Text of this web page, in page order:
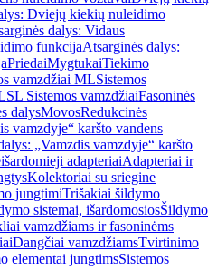
Dviejų kiekių nuleidimo
dalys: Vidaus
funkcijaAtsarginės dalys:
PriedaiMygtukaiTiekimo
vamzdžiai MLSistemos
SL Sistemos vamzdžiaiFasoninės
dalysMovosRedukcinės
vamzdyje“ karšto vandens
„Vamzdis vamzdyje“ karšto
adapteriaiAdapteriai ir
Kolektoriai su sriegine
jungtimiTrišakiai šildymo
sistemai, išardomosiosŠildymo
vamzdžiams ir fasoninėms
Dangčiai vamzdžiamsTvirtinimo
elementai jungtimsSistemos